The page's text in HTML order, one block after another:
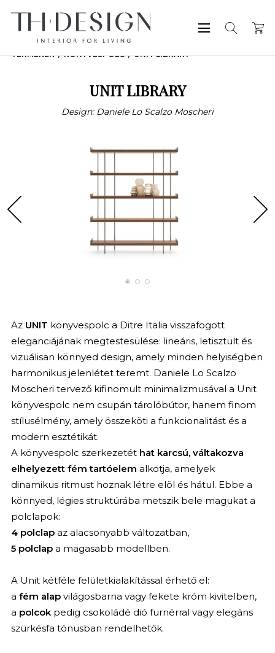
TERMÉKEK KÖNYVESPOLC UNIT LIBRARY
UNIT LIBRARY
Design: Daniele Lo Scalzo Moscheri
Az UNIT könyvespolc a Ditre Italia visszafogott
eleganciájának megtestesülése: lineáris, letisztult és
vizuálisan könnyed design, amely minden helyiségben
harmonikus jelenlétet teremt. Daniele Lo Scalzo
Moscheri tervező kifinomult minimalizmusával a Unit
könyvespolc nem csupán tárolóbútor, hanem finom
stílusélmény, amely összeköti a funkcionalitást és a
modern esztétikát.
A könyvespolc szerkezetét hat karcsú, váltakozva
elhelyezett fém tartóelem alkotja, amelyek
dinamikus ritmust hoznak létre elöl és hátul. Ebbe a
könnyed, légies struktúrába metszik bele magukat a
polclapok:
4 polclapaz alacsonyabb változatban,
5 polclapa magasabb modellben.
A Unit kétféle felületkialakítással érhető el:
a fém alapvilágosbarna vagy fekete króm kivitelben,
a polcokpedig csokoládé dió furnérral vagy elegáns
szürkésfa tónusban rendelhetők.